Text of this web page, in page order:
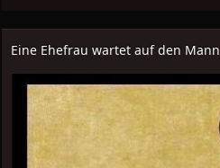
Eine Ehefrau wartet auf den Mann